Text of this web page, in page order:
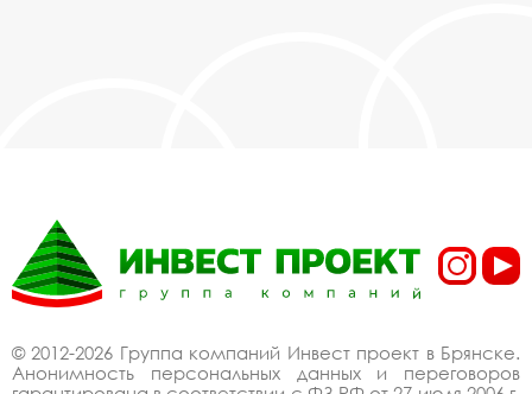
© 2012-2026 Группа компаний Инвест проект в Брянске.
Анонимность персональных данных и переговоров